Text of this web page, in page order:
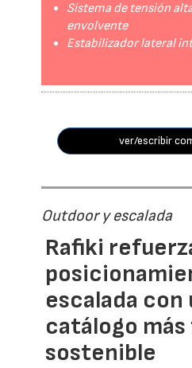
Sistema de tensión
envolvente
Estabilizador lateral
ver/escribir
Outdoor y escalada
Rafiki
escalada con
catálogo
sostenible